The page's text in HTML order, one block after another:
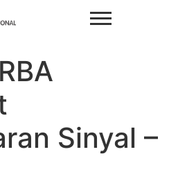
Sinyal –